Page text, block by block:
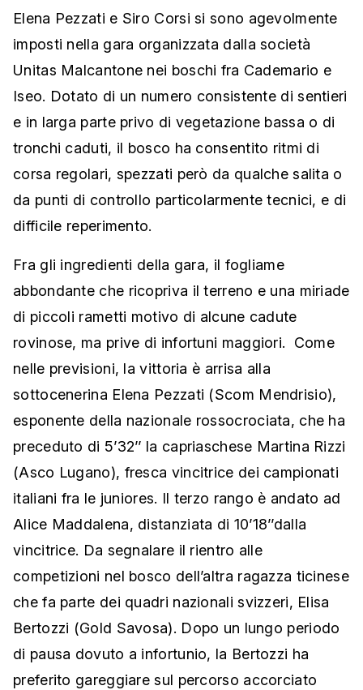
Elena Pezzati e Siro Corsi si sono agevolmente
imposti nella gara organizzata dalla società
Unitas Malcantone nei boschi fra Cademario e
Iseo. Dotato di un numero consistente di sentieri
e in larga parte privo di vegetazione bassa o di
tronchi caduti, il bosco ha consentito ritmi di
corsa regolari, spezzati però da qualche salita o
da punti di controllo particolarmente tecnici, e di
difficile reperimento.
Fra gli ingredienti della gara, il fogliame
abbondante che ricopriva il terreno e una miriade
di piccoli rametti motivo di alcune cadute
rovinose, ma prive di infortuni maggiori. Come
nelle previsioni, la vittoria è arrisa alla
sottocenerina Elena Pezzati (Scom Mendrisio),
esponente della nazionale rossocrociata, che ha
preceduto di 5’32’’ la capriaschese Martina Rizzi
(Asco Lugano), fresca vincitrice dei campionati
italiani fra le juniores. Il terzo rango è andato ad
Alice Maddalena, distanziata di 10’18’’dalla
vincitrice. Da segnalare il rientro alle
competizioni nel bosco dell’altra ragazza ticinese
che fa parte dei quadri nazionali svizzeri, Elisa
Bertozzi (Gold Savosa). Dopo un lungo periodo
di pausa dovuto a infortunio, la Bertozzi ha
preferito gareggiare sul percorso accorciato